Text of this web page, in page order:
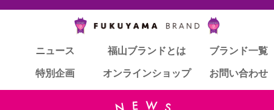
ニュース 福山ブランドとは ブランド一覧
特別企画 オンラインショップ お問い合わせ
ニュース 福山ブランドとは ブランド一覧
特別企画 オンラインショップ お問い合わせ